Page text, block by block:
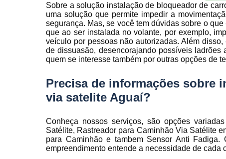
de
de carros
para carros
de frota
veicular
Sobre a solução instalação de bloqueador de
uma solução que permite impedir a
segurança. Mas, se você tem dúvidas sobre o
que ao ser instalada no volante, por exemplo,
veículo por pessoas não autorizadas. Além
de dissuasão, desencorajando possíveis
quem se interesse também por outras opções de
Precisa de informações sobre
via satelite Aguaí?
Conheça nossos serviços, são opções
Satélite, Rastreador para Caminhão Via Satélite
para Caminhão e tambem Sensor Anti
empreendimento entende a necessidade de cada